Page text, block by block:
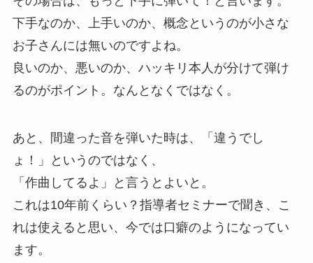
下手なのか、上手いのか、概念というのが小さな
お子さんには無いのですよね。
良いのか、悪いのか、ハッキリ本人が分けて弾け
るのがポイント。なんとなくではなく。
あと、間違った音を弾いた時は、「違うでし
ょ！」というのではなく、
「作曲してるよ」と言うとよいと。
これは10年前くらい？指導者セミナーで聞き、こ
れは使えると思い、今では口癖のようになってい
ます。